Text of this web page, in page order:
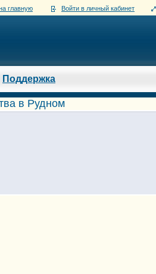
главную Войти в личный кабинет
Поддержка
в Рудном